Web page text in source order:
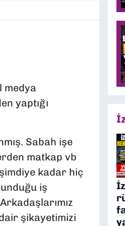
medya
yaptığı
Sabah işe
matkap vb
şimdiye kadar hiç
iş
şikayetimizi